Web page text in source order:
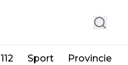
112 Sport Provincie